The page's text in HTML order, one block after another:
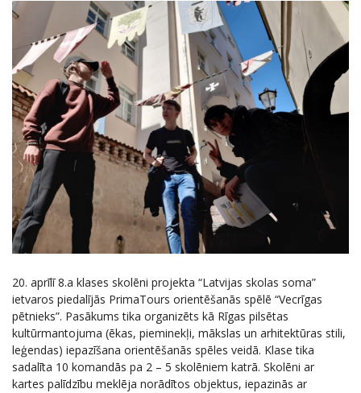
20. aprīlī 8.a klases skolēni projekta “Latvijas skolas soma”
ietvaros piedalījās PrimaTours orientēšanās spēlē “Vecrīgas
pētnieks”. Pasākums tika organizēts kā Rīgas pilsētas
kultūrmantojuma (ēkas, pieminekļi, mākslas un arhitektūras stili,
leģendas) iepazīšana orientēšanās spēles veidā. Klase tika
sadalīta 10 komandās pa 2 – 5 skolēniem katrā. Skolēni ar
kartes palīdzību meklēja norādītos objektus, iepazinās ar